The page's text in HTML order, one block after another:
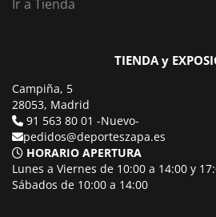
Ir a Tienda
TIENDA y
Campiña, 5
28053, Madrid
91 563 80 01 -Nuevo-
pedidos@deporteszapa.es
HORARIO APERTURA
Lunes a Viernes de 10:00 a 14:00 y
Sábados de 10:00 a 14:00